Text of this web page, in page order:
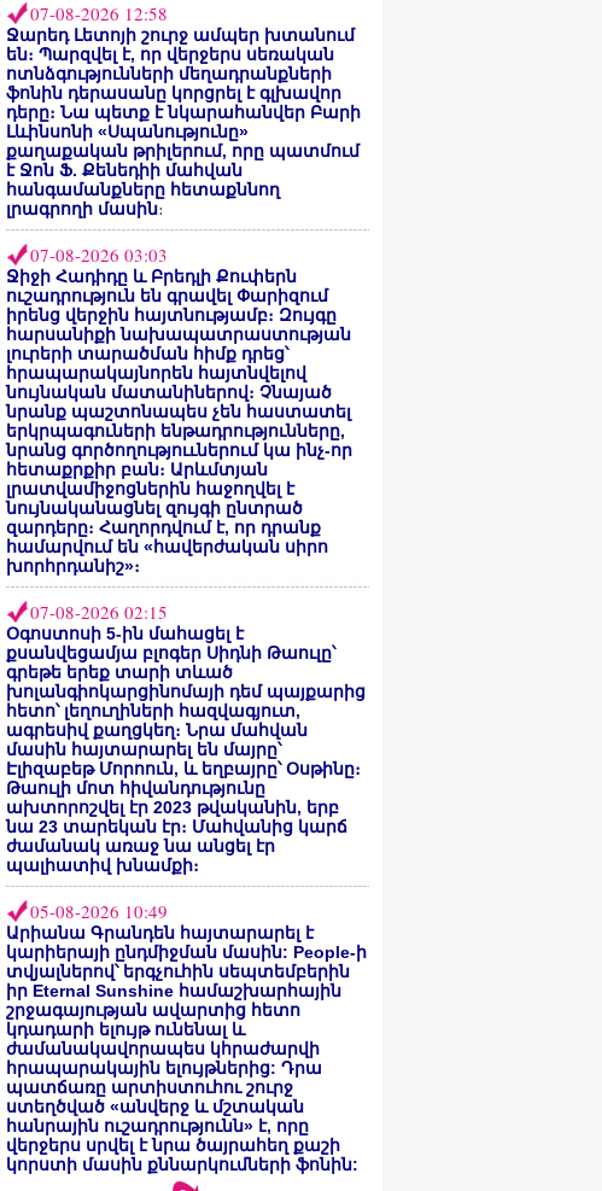
07-08-2026 12:58
Ջարեդ Լետոյի շուրջ ամպեր խտանում
են։ Պարզվել է, որ վերջերս սեռական
ոտնձգությունների մեղադրանքների
ֆոնին դերասանը կորցրել է գլխավոր
դերը։ Նա պետք է նկարահանվեր Բարի
Լևինսոնի «Սպանությունը»
քաղաքական թրիլերում, որը պատմում
է Ջոն Ֆ. Քենեդիի մահվան
հանգամանքները հետաքննող
լրագրողի մասին։
07-08-2026 03:03
Ջիջի Հադիդը և Բրեդլի Քուփերն
ուշադրություն են գրավել Փարիզում
իրենց վերջին հայտնությամբ։ Զույգը
հարսանիքի նախապատրաստության
լուրերի տարածման հիմք դրեց՝
հրապարակայնորեն հայտնվելով
նույնական մատանիներով։ Չնայած
նրանք պաշտոնապես չեն հաստատել
երկրպագուների ենթադրությունները,
նրանց գործողություւներում կա ինչ-որ
հետաքրքիր բան։ Արևմտյան
լրատվամիջոցներին հաջողվել է
նույնականացնել զույգի ընտրած
զարդերը։ Հաղորդվում է, որ դրանք
համարվում են «հավերժական սիրո
խորհրդանիշ»։
07-08-2026 02:15
Օգոստոսի 5-ին մահացել է
քսանվեցամյա բլոգեր Սիդնի Թաուլը՝
գրեթե երեք տարի տևած
խոլանգիոկարցինոմայի դեմ պայքարից
հետո՝ լեղուղիների հազվագյուտ,
ագրեսիվ քաղցկեղ։ Նրա մահվան
մասին հայտարարել են մայրը՝
Էլիզաբեթ Մորոուն, և եղբայրը՝ Օսթինը։
Թաուլի մոտ հիվանդությունը
ախտորոշվել էր 2023 թվականին, երբ
նա 23 տարեկան էր։ Մահվանից կարճ
ժամանակ առաջ նա անցել էր
պալիատիվ խնամքի։
05-08-2026 10:49
Արիանա Գրանդեն հայտարարել է
կարիերայի ընդմիջման մասին: People-ի
տվյալներով՝ երգչուհին սեպտեմբերին
իր Eternal Sunshine համաշխարհային
շրջագայության ավարտից հետո
կդադարի ելույթ ունենալ և
ժամանակավորապես կհրաժարվի
հրապարակային ելույթներից: Դրա
պատճառը արտիստուհու շուրջ
ստեղծված «անվերջ և մշտական
հանրային ուշադրությունն» է, որը
վերջերս սրվել է նրա ծայրահեղ քաշի
կորստի մասին քննարկումների ֆոնին: